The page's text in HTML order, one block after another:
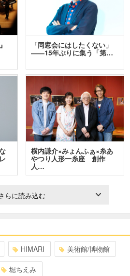
「同窓会にはしたくない」
――15年ぶりに集う「第…
横内謙介×みょんふぁ×糸あ
やつり人形一糸座 創作
人…
らに読み込む
HIMARI 美術館/博物館
堀ちえみ